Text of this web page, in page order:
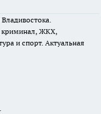
криминал, ЖКХ,
и спорт. Актуальная